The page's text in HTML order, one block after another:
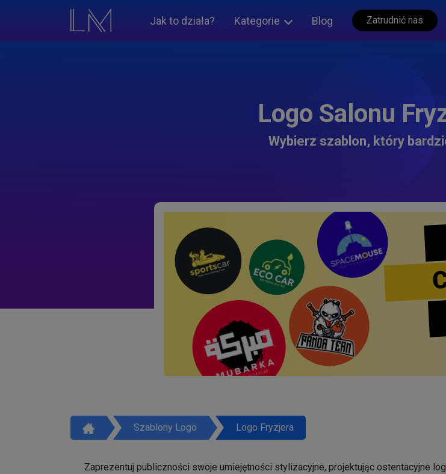
Jak to działa? Kategorie Blog Zatrudnić nas
Logo Salonu
Wybierz szablon, który
Szablony Logo Logo Fryzjera
Zaprezentuj publiczności swoje umiejętności stylizacyjne, projektując ostentacyjne